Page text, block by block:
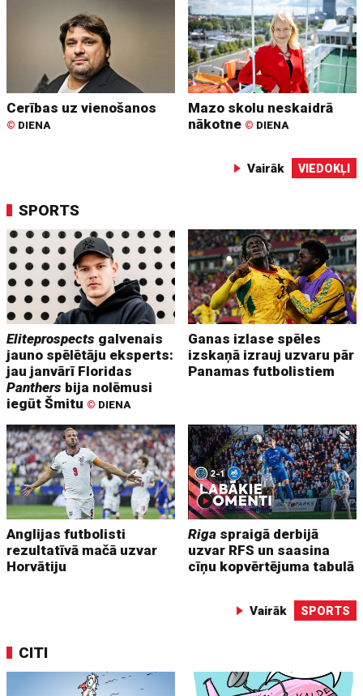
Cerības uz vienošanos
© DIENA
Mazo skolu neskaidrā
nākotne © DIENA
Vairāk VIEDOKĻI
SPORTS
Eliteprospects galvenais
jauno spēlētāju eksperts:
jau janvārī Floridas
Panthers bija nolēmusi
iegūt Šmitu © DIENA
Ganas izlase spēles
izskaņā izrauj uzvaru pār
Panamas futbolistiem
Anglijas futbolisti
rezultatīvā mačā uzvar
Horvātiju
Riga spraigā derbijā
uzvar RFS un saasina
cīņu kopvērtējuma tabulā
Vairāk SPORTS
CITI